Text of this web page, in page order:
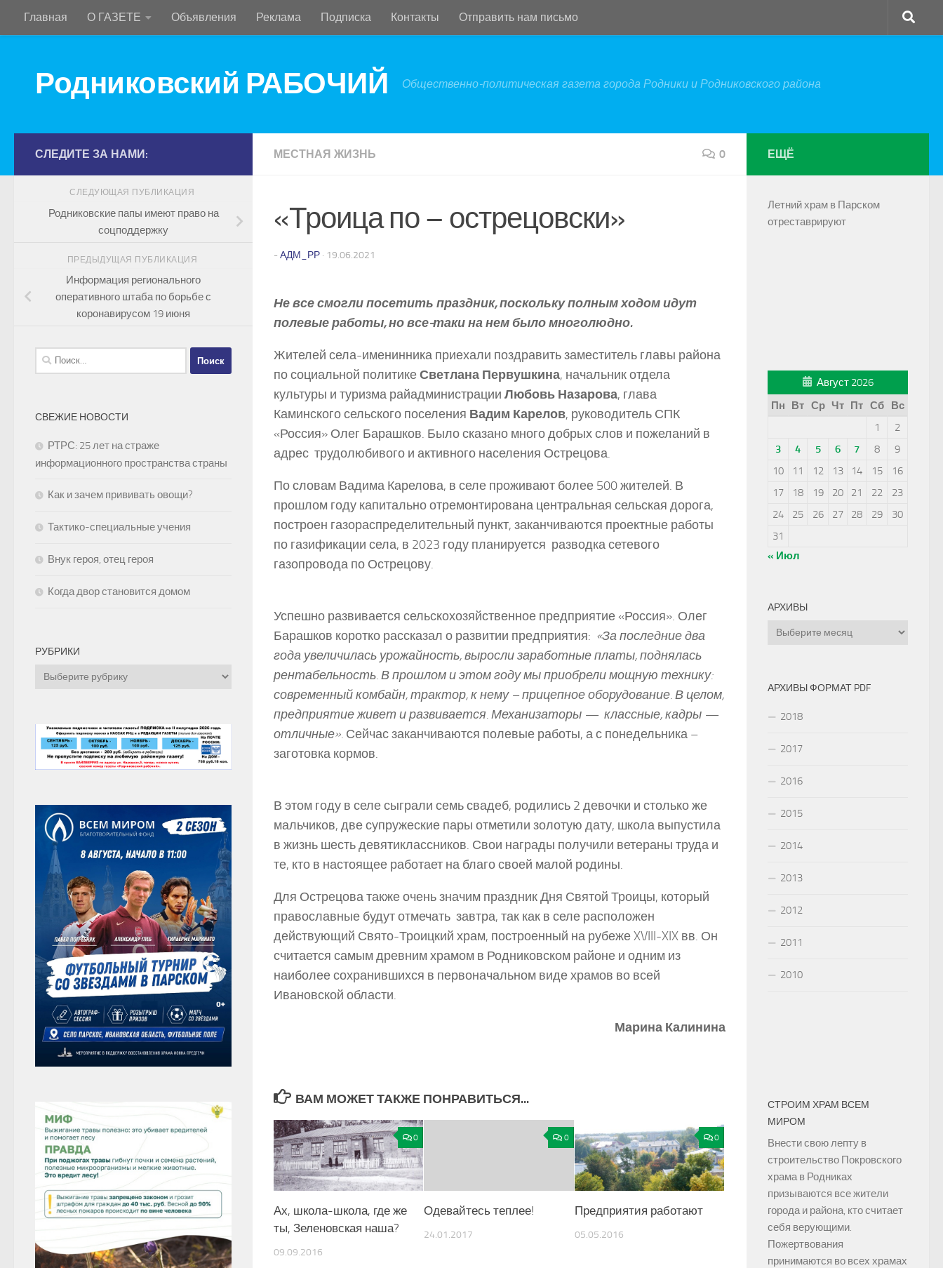
Перейти к содержимому
Главная О ГАЗЕТЕ Объявления Реклама Подписка Контакты Отправить нам письмо
Родниковский РАБОЧИЙ Общественно-политическая газета города Родники и Родниковского района
МЕСТНАЯ ЖИЗНЬ 0
«Троица по – острецовски»
- АДМ_РР · 19.06.2021
Не все смогли посетить праздник, поскольку полным ходом идут
полевые работы, но все-таки на нем было многолюдно.
Жителей села-именинника приехали поздравить заместитель главы района
по социальной политикеСветлана Первушкина, начальник отдела
культуры и туризма райадминистрации Любовь Назарова, глава
Каминского сельского поселения Вадим Карелов, руководитель СПК
«Россия» Олег Барашков. Было сказано много добрых слов и пожеланий в
адрес трудолюбивого и активного населения Острецова.
По словам Вадима Карелова, в селе проживают более 500 жителей. В
прошлом году капитально отремонтирована центральная сельская дорога,
построен газораспределительный пункт, заканчиваются проектные работы
по газификации села, в 2023 году планируется разводка сетевого
газопровода по Острецову.
Успешно развивается сельскохозяйственное предприятие «Россия». Олег
Барашков коротко рассказал о развитии предприятия: «За последние два
года увеличилась урожайность, выросли заработные платы, поднялась
рентабельность. В прошлом и этом году мы приобрели мощную технику:
современный комбайн, трактор, к нему – прицепное оборудование. В целом,
предприятие живет и развивается. Механизаторы — классные, кадры —
отличные». Сейчас заканчиваются полевые работы, а с понедельника –
заготовка кормов.
В этом году в селе сыграли семь свадеб, родились 2 девочки и столько же
мальчиков, две супружеские пары отметили золотую дату, школа выпустила
в жизнь шесть девятиклассников. Свои награды получили ветераны труда и
те, кто в настоящее работает на благо своей малой родины.
Для Острецова также очень значим праздник Дня Святой Троицы, который
православные будут отмечать завтра, так как в селе расположен
действующий Свято-Троицкий храм, построенный на рубеже XVIII-XIX вв. Он
считается самым древним храмом в Родниковском районе и одним из
наиболее сохранившихся в первоначальном виде храмов во всей
Ивановской области.
Марина Калинина
ВАМ МОЖЕТ ТАКЖЕ ПОНРАВИТЬСЯ...
0
Ах, школа-школа, где же
ты, Зеленовская наша?
09.09.2016
0
Одевайтесь теплее!
24.01.2017
0
Предприятия работают
05.05.2016
СЛЕДИТЕ ЗА НАМИ:
СЛЕДУЮЩАЯ ПУБЛИКАЦИЯ
Родниковские папы имеют право на
соцподдержку
ПРЕДЫДУЩАЯ ПУБЛИКАЦИЯ
Информация регионального
оперативного штаба по борьбе с
коронавирусом 19 июня
Найти:
СВЕЖИЕ НОВОСТИ
РТРС: 25 лет на страже
информационного пространства страны
Как и зачем прививать овощи?
Тактико-специальные учения
Внук героя, отец героя
Когда двор становится домом
РУБРИКИ
Рубрики
ЕЩЁ
Летний храм в Парском
отреставрируют
Август 2026
Пн
Вт Ср Чт Пт Сб
Вс
1
2
3
4 5 6 7 8
9
10
11 12 13 14 15
16
17
18 19 20 21 22
23
24
25 26 27 28 29
30
31
« Июл
АРХИВЫ
Архивы
АРХИВЫ ФОРМАТ PDF
2018
2017
2016
2015
2014
2013
2012
2011
2010
СТРОИМ ХРАМ ВСЕМ
МИРОМ
Внести свою лепту в
строительство Покровского
храма в Родниках
призываются все жители
города и района, кто считает
себя верующими.
Пожертвования
принимаются во всех храмах